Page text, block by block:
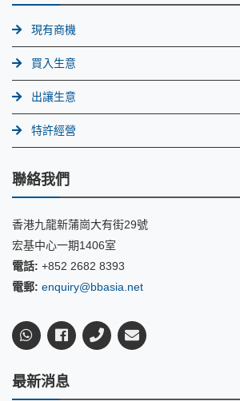
現有商機
買入生意
出讓生意
特許經營
聯絡我們
香港九龍新蒲崗大有街29號
宏基中心一期1406室
電話: +852 2682 8393
電郵: enquiry@bbasia.net
最新消息